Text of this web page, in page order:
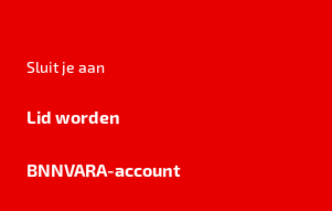
Sluit je aan
Lid worden
BNNVARA-account